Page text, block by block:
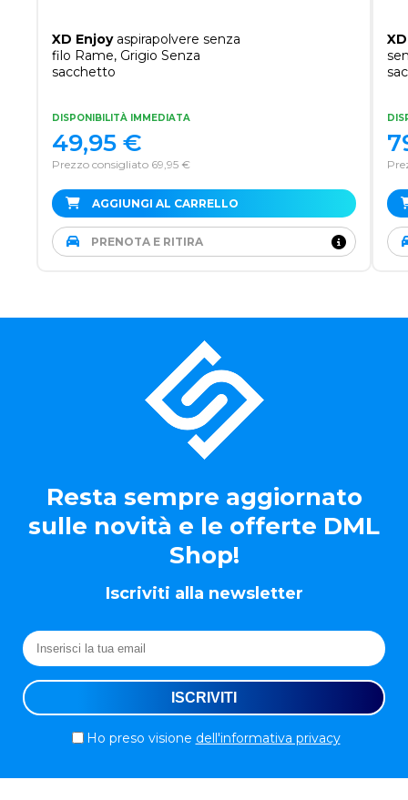
XD Enjoyaspirapolvere senza
filo Rame, Grigio Senza
sacchetto
DISPONIBILITÀ IMMEDIATA
Prezzo consigliato 69,95 €
49,95 €
AGGIUNGI AL CARRELLO
PRENOTA E RITIRA
Resta sempre aggiornato
sulle novità e le offerte DML
Shop!
Iscriviti alla newsletter
Ho preso visione dell'informativa privacy